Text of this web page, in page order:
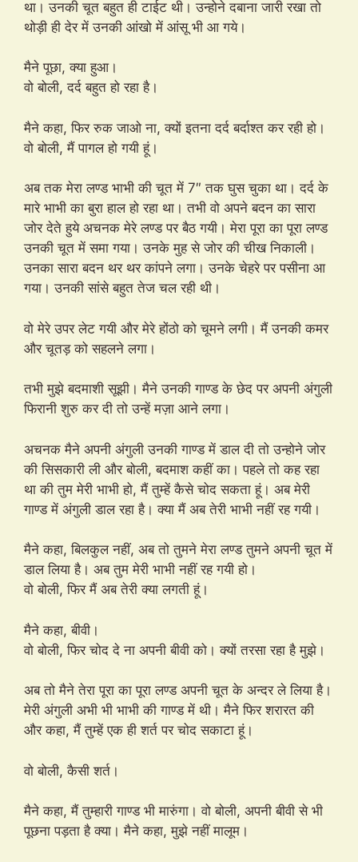
था। उनकी चूत बहुत ही टाईट थी। उन्होने दबाना जारी रखा तो
थोड़ी ही देर में उनकी आंखो में आंसू भी आ गये।
मैने पूछा, क्या हुआ।
वो बोली, दर्द बहुत हो रहा है।
मैने कहा, फिर रुक जाओ ना, क्यों इतना दर्द बर्दाश्त कर रही हो।
वो बोली, मैं पागल हो गयी हूं।
अब तक मेरा लण्ड भाभी की चूत में 7″ तक घुस चुका था। दर्द के
मारे भाभी का बुरा हाल हो रहा था। तभी वो अपने बदन का सारा
जोर देते हुये अचनक मेरे लण्ड पर बैठ गयी। मेरा पूरा का पूरा लण्ड
उनकी चूत में समा गया। उनके मुह से जोर की चीख निकाली।
उनका सारा बदन थर थर कांपने लगा। उनके चेहरे पर पसीना आ
गया। उनकी सांसे बहुत तेज चल रही थी।
वो मेरे उपर लेट गयी और मेरे होंठो को चूमने लगी। मैं उनकी कमर
और चूतड़ को सहलने लगा।
तभी मुझे बदमाशी सूझी। मैने उनकी गाण्ड के छेद पर अपनी अंगुली
फिरानी शुरु कर दी तो उन्हें मज़ा आने लगा।
अचनक मैने अपनी अंगुली उनकी गाण्ड में डाल दी तो उन्होने जोर
की सिसकारी ली और बोली, बदमाश कहीं का। पहले तो कह रहा
था की तुम मेरी भाभी हो, मैं तुम्हें कैसे चोद सकता हूं। अब मेरी
गाण्ड में अंगुली डाल रहा है। क्या मैं अब तेरी भाभी नहीं रह गयी।
मैने कहा, बिलकुल नहीं, अब तो तुमने मेरा लण्ड तुमने अपनी चूत में
डाल लिया है। अब तुम मेरी भाभी नहीं रह गयी हो।
वो बोली, फिर मैं अब तेरी क्या लगती हूं।
मैने कहा, बीवी।
वो बोली, फिर चोद दे ना अपनी बीवी को। क्यों तरसा रहा है मुझे।
अब तो मैने तेरा पूरा का पूरा लण्ड अपनी चूत के अन्दर ले लिया है।
मेरी अंगुली अभी भी भाभी की गाण्ड में थी। मैने फिर शरारत की
और कहा, मैं तुम्हें एक ही शर्त पर चोद सकाटा हूं।
वो बोली, कैसी शर्त।
मैने कहा, मैं तुम्हारी गाण्ड भी मारुंगा। वो बोली, अपनी बीवी से भी
पूछना पड़ता है क्या। मैने कहा, मुझे नहीं मालूम।